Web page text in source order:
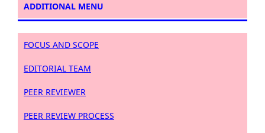
ADDITIONAL MENU
FOCUS AND SCOPE
EDITORIAL TEAM
PEER REVIEWER
PEER REVIEW PROCESS